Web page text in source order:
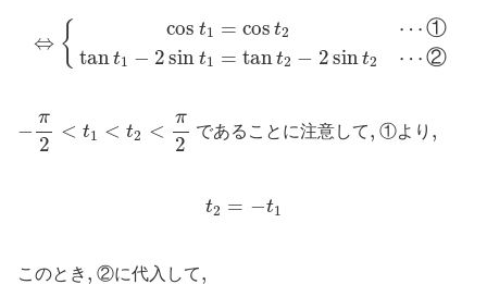
⇔ { cos t1 = cos t2 ⋯ ①
tant1 − 2sin t1 = tant2 − 2sint2 ⋯ ②
cos ① 2 sint2
−
π
2
< t1 < t2 <
π
2
π2
であることに注意して,, ①より ,,
t2 = −t1
1
このとき ,, ②に代入して,,